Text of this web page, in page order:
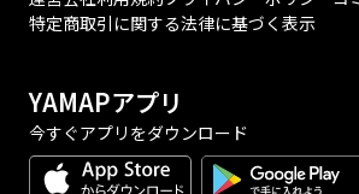
特定商取引に関する法律に基づく表示
YAMAPアプリ
今すぐアプリをダウンロード